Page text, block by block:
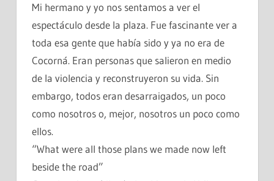
Mi hermano y yo nos sentamos a ver el
espectáculo desde la plaza. Fue fascinante ver a
toda esa gente que había sido y ya no era de
Cocorná. Eran personas que salieron en medio
de la violencia y reconstruyeron su vida. Sin
embargo, todos eran desarraigados, un poco
como nosotros o, mejor, nosotros un poco como
ellos.
“What were all those plans we made now left
beside the road”